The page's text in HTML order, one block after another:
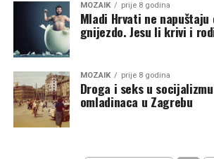
MOZAIK prije 8 godina
Mladi Hrvati ne
gnijezdo. Jesu li krivi i
MOZAIK prije 8 godina
Droga i seks u
omladinaca u Zagrebu